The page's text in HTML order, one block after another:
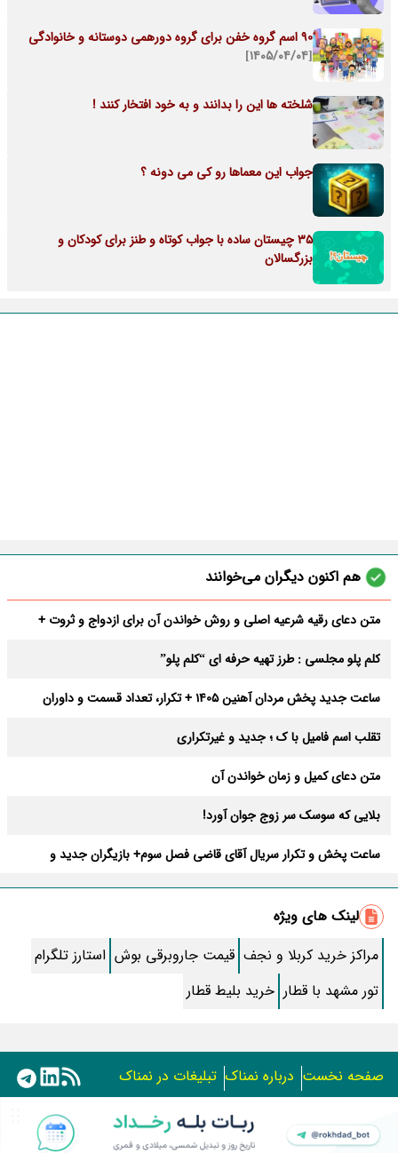
90 اسم گروه خفن برای گروه دورهمی دوستانه و خانوادگی
[۱۴۰۵/۰۴/۰۴]
شلخته ها این را بدانند و به خود افتخار کنند !
جواب این معماها رو کی می دونه ؟
35 چیستان ساده با جواب کوتاه و طنز برای کودکان و
بزرگسالان
هم اکنون دیگران می‌خوانند
متن دعای رقیه شرعیه اصلی و روش خواندن آن برای ازدواج و ثروت +
کلم پلو مجلسی : طرز تهیه حرفه ای “کلم پلو”
ساعت جدید پخش مردان آهنین 1405 + تکرار، تعداد قسمت و داوران
تقلب اسم فامیل با ک ؛ جدید و غیرتکراری
متن دعای کمیل و زمان خواندن آن
بلایی که سوسک سر زوج جوان آورد!
ساعت پخش و تکرار سریال آقای قاضی فصل سوم+ بازیگران جدید و
طرز تهیه سالاد ماکارونی خانگی خوشمزه و لذیذ + آموزش تصویری
طرز تهیه پاستا با سس آلفردو و مرغ فوری + آموزش تصویری پنه
جواب کامل اسم فامیل با “س”
ماه قرمز نشانه آخر دنیا در آسمان ظاهر شد !
جملات زیبا برای بهترین پدر دنیا
معجزات سوره توحید در برآورده شدن سریع حاجت
سریال نگین ارباب از چه شبکه ای پخش میشود؟ + تکرار و بازیگران
لینک های ویژه
مراکز خرید کربلا و نجف قیمت جاروبرقی بوش استارز تلگرام
تور مشهد با قطار خرید بلیط قطار
صفحه نخست درباره نمناک تبلیغات در نمناک
استفاده از مطالب اختصاصی سایت نمناک در سایر رسانه ها فقط
با کسب مجوز امکان پذیر است.